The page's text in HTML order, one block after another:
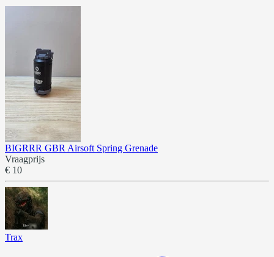
BIGRRR GBR Airsoft Spring Grenade
Vraagprijs
€ 10
Trax